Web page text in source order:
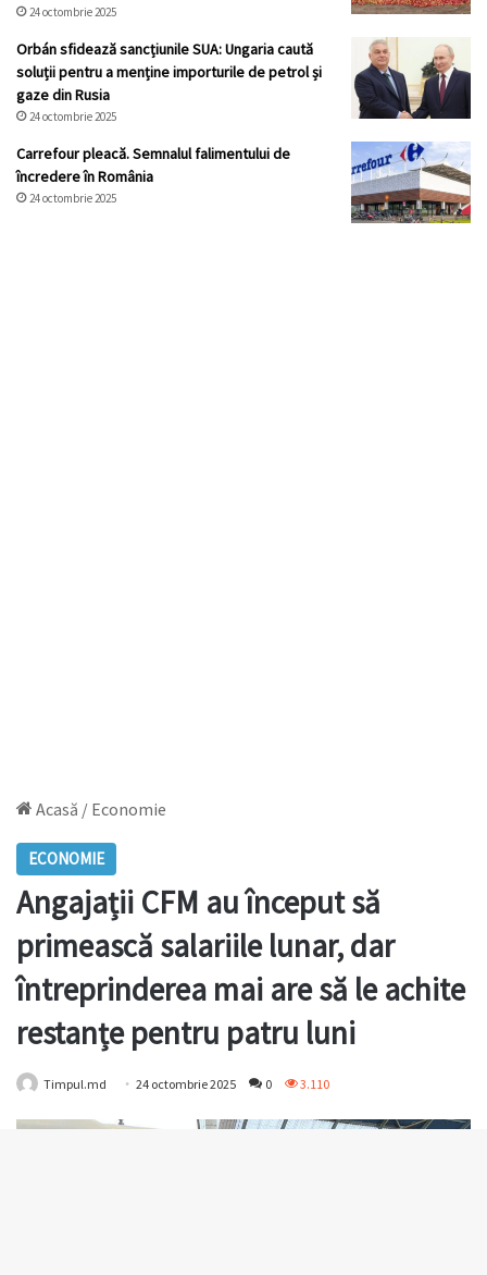
24 octombrie 2025
Orbán sfidează sancțiunile SUA: Ungaria caută
soluții pentru a menține importurile de petrol și
gaze din Rusia
24 octombrie 2025
Carrefour pleacă. Semnalul falimentului de
încredere în România
24 octombrie 2025